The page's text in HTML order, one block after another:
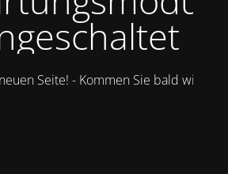
Seite! - Kommen Sie bald wieder.